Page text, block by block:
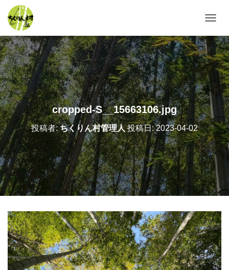
ビ
ゲ
ー
シ
ン
を
切
り
替
え
cropped-S__15663106.jpg
投稿者:ちくりん村管理人投稿日:2023-04-02